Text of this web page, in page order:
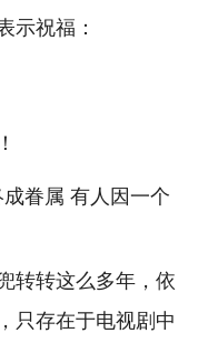
示祝福：
转转这么多年，依
只存在于电视剧中